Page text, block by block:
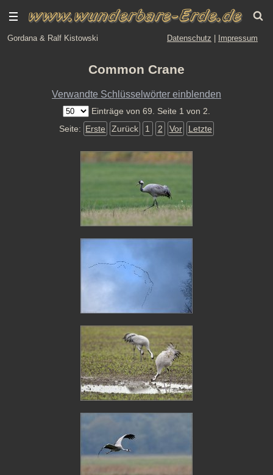
Gordana & Ralf Kistowski Datenschutz Impressum
Common Crane
Verwandte Schlüsselwörter einblenden
Einträge von 69. Seite 1 von 2.
Seite: Erste Zurück 1 2 Vor Letzte